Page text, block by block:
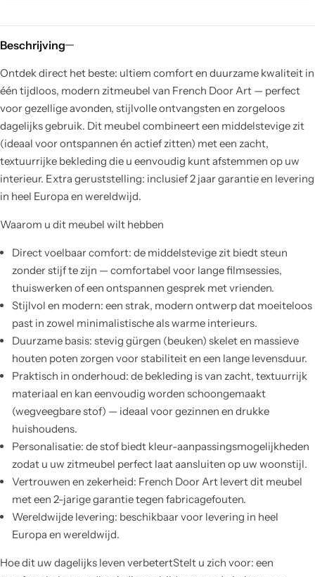
Beschrijving
Ontdek direct het beste: ultiem comfort en duurzame kwaliteit in
één tijdloos, modern zitmeubel van French Door Art — perfect
voor gezellige avonden, stijlvolle ontvangsten en zorgeloos
dagelijks gebruik. Dit meubel combineert een middelstevige zit
(ideaal voor ontspannen én actief zitten) met een zacht,
textuurrijke bekleding die u eenvoudig kunt afstemmen op uw
interieur. Extra geruststelling: inclusief 2 jaar garantie en levering
in heel Europa en wereldwijd.
Waarom u dit meubel wilt hebben
Direct voelbaar comfort: de middelstevige zit biedt steun
zonder stijf te zijn — comfortabel voor lange filmsessies,
thuiswerken of een ontspannen gesprek met vrienden.
Stijlvol en modern: een strak, modern ontwerp dat moeiteloos
past in zowel minimalistische als warme interieurs.
Duurzame basis: stevig gürgen (beuken) skelet en massieve
houten poten zorgen voor stabiliteit en een lange levensduur.
Praktisch in onderhoud: de bekleding is van zacht, textuurrijk
materiaal en kan eenvoudig worden schoongemaakt
(wegveegbare stof) — ideaal voor gezinnen en drukke
huishoudens.
Personalisatie: de stof biedt kleur-aanpassingsmogelijkheden
zodat u uw zitmeubel perfect laat aansluiten op uw woonstijl.
Vertrouwen en zekerheid: French Door Art levert dit meubel
met een 2-jarige garantie tegen fabricagefouten.
Wereldwijde levering: beschikbaar voor levering in heel
Europa en wereldwijd.
Hoe dit uw dagelijks leven verbetertStelt u zich voor: een